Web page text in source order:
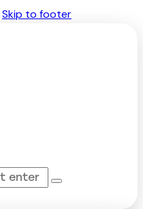
Skip to footer